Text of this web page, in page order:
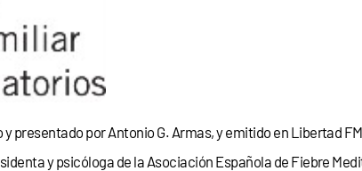
y presentado por Antonio G. Armas, y emitido en Libertad
y psicóloga de la Asociación Española de Fiebre